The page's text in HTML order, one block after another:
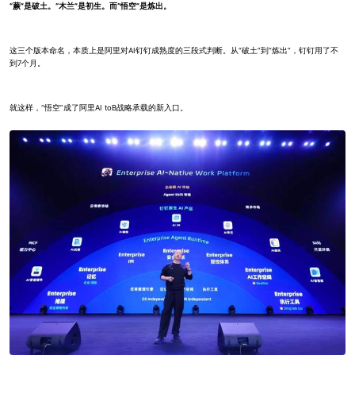
“蕨”是破土。“木兰”是初生。而“悟空”是炼出。
这三个版本命名，本质上是阿里对AI钉钉成熟度的三段式判断。从“破土”到“炼出”，钉钉用了不
到7个月。
就这样，“悟空”成了阿里AI toB战略承载的新入口。